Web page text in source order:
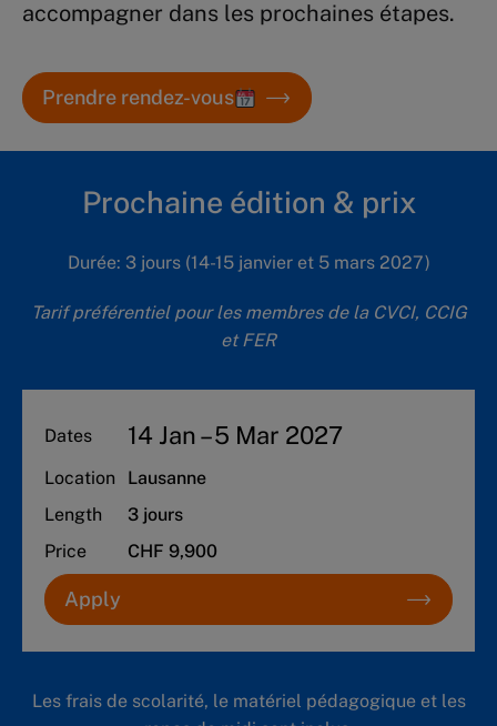
accompagner dans les prochaines étapes.
Prendre rendez-vous
Prochaine édition & prix
Durée: 3 jours (14-15 janvier et 5 mars 2027)
Tarif préférentiel pour les membres de la CVCI, CCIG
et FER
Dates 14 Jan – 5 Mar 2027
Location
Lausanne
Length
3 jours
Price
CHF 9,900
Apply
Les frais de scolarité, le matériel pédagogique et les